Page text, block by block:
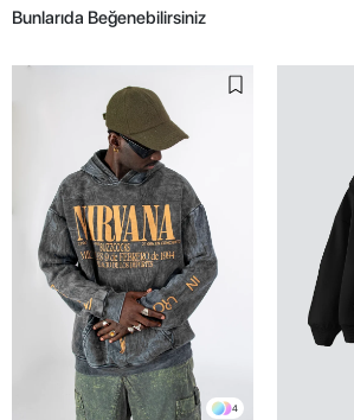
Bunlarıda Beğenebilirsiniz
4